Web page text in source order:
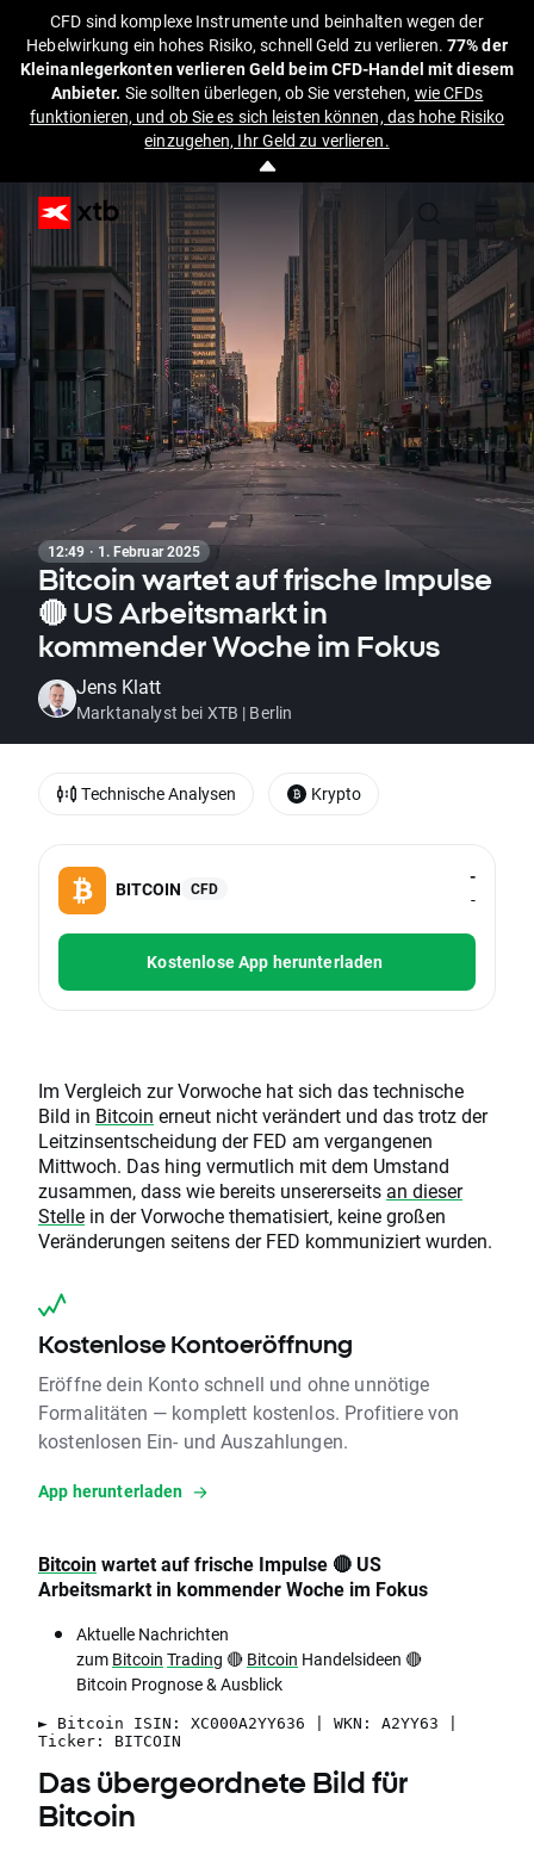
CFD sind komplexe Instrumente und beinhalten wegen der
Hebelwirkung ein hohes Risiko, schnell Geld zu verlieren.77% der
Kleinanlegerkonten verlieren Geld beim CFD-Handel mit diesem
Anbieter. Sie sollten überlegen, ob Sie verstehen, wie CFDs
funktionieren, und ob Sie es sich leisten können, das hohe Risiko
einzugehen, Ihr Geld zu verlieren.
12:49 · 1. Februar 2025
Bitcoin wartet auf frische Impulse
🔴 US Arbeitsmarkt in
kommender Woche im Fokus
Jens Klatt
Marktanalyst bei XTB | Berlin
BITCOIN CFD
-
-
Kostenlose App herunterladen
Im Vergleich zur Vorwoche hat sich das technische
Bild in Bitcoin erneut nicht verändert und das trotz der
Leitzinsentscheidung der FED am vergangenen
Mittwoch. Das hing vermutlich mit dem Umstand
zusammen, dass wie bereits unsererseits an dieser
Stelle in der Vorwoche thematisiert, keine großen
Veränderungen seitens der FED kommuniziert wurden.
Kostenlose Kontoeröffnung
Eröffne dein Konto schnell und ohne unnötige
Formalitäten — komplett kostenlos. Profitiere von
kostenlosen Ein- und Auszahlungen.
App herunterladen
Bitcoinwartet auf frische Impulse 🔴 US
Arbeitsmarkt in kommender Woche im Fokus
Aktuelle Nachrichten
zum Bitcoin Trading 🔴 Bitcoin Handelsideen 🔴
Bitcoin Prognose & Ausblick
► Bitcoin ISIN: XC000A2YY636 | WKN: A2YY63 |
Ticker: BITCOIN
Das übergeordnete Bild für
Bitcoin
Technische Analysen Krypto